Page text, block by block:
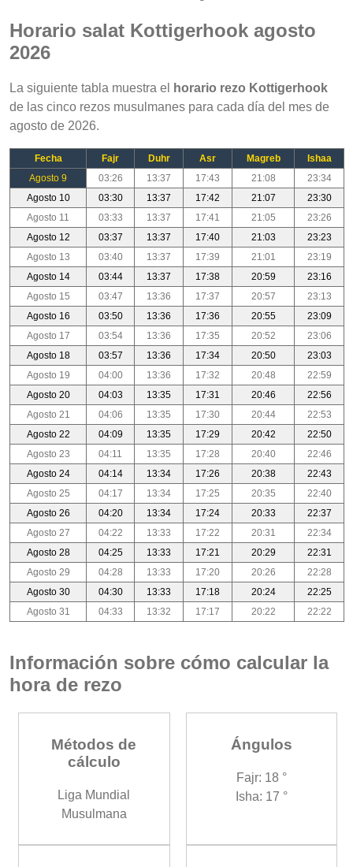
Horario salat Kottigerhook agosto
2026
La siguiente tabla muestra el
horario rezo Kottigerhook
de las cinco rezos musulmanes para cada día del mes de
agosto de 2026.
Fecha Fajr Duhr Asr Magreb
Ishaa
Agosto 9
03:26 13:37 17:43 21:08
23:34
Agosto 10
03:30 13:37 17:42 21:07
23:30
Agosto 11
03:33 13:37 17:41 21:05
23:26
Agosto 12
03:37 13:37 17:40 21:03
23:23
Agosto 13
03:40 13:37 17:39 21:01
23:19
Agosto 14
03:44 13:37 17:38 20:59
23:16
Agosto 15
03:47 13:36 17:37 20:57
23:13
Agosto 16
03:50 13:36 17:36 20:55
23:09
Agosto 17
03:54 13:36 17:35 20:52
23:06
Agosto 18
03:57 13:36 17:34 20:50
23:03
Agosto 19
04:00 13:36 17:32 20:48
22:59
Agosto 20
04:03 13:35 17:31 20:46
22:56
Agosto 21
04:06 13:35 17:30 20:44
22:53
Agosto 22
04:09 13:35 17:29 20:42
22:50
Agosto 23
04:11 13:35 17:28 20:40
22:46
Agosto 24
04:14 13:34 17:26 20:38
22:43
Agosto 25
04:17 13:34 17:25 20:35
22:40
Agosto 26
04:20 13:34 17:24 20:33
22:37
Agosto 27
04:22 13:33 17:22 20:31
22:34
Agosto 28
04:25 13:33 17:21 20:29
22:31
Agosto 29
04:28 13:33 17:20 20:26
22:28
Agosto 30
04:30 13:33 17:18 20:24
22:25
Agosto 31
04:33 13:32 17:17 20:22 22:22
Información sobre cómo calcular la
hora de rezo
Métodos de
cálculo
Liga Mundial
Musulmana
Ángulos
Fajr: 18 °
Isha: 17 °